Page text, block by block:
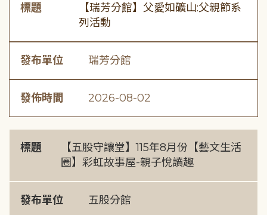
標題
【瑞芳分館】父愛如礦山:父親節系
列活動
發布單位 瑞芳分館
發佈時間 2026-08-02
標題
【五股守讓堂】115年8月份【藝文生活
圈】彩虹故事屋-親子悅讀趣
發布單位 五股分館